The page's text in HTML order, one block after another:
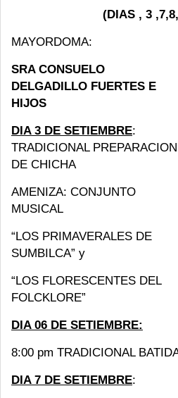
(DIAS , 3
MAYORDOMA:
SRA CONSUELO
DELGADILLO FUERTES E
HIJOS
DIA 3 DE SETIEMBRE:
TRADICIONAL PREPARACION
DE CHICHA
AMENIZA: CONJUNTO
MUSICAL
“LOS PRIMAVERALES DE
SUMBILCA” y
“LOS FLORESCENTES DEL
FOLCKLORE”
DIA 06 DE SETIEMBRE:
8:00 pm TRADICIONAL
DIA 7 DE SETIEMBRE: